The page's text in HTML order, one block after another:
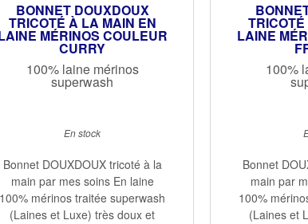
BONNET DOUXDOUX
TRICOTÉ À LA MAIN EN
MÉRINOS COULEUR
CURRY
100% laine mérinos
superwash
En stock
Bonnet DOUXDOUX tricoté à la
main par mes soins En laine
100% mérinos traitée superwash
(Laines et Luxe) très doux et
LAINE
100%
Bonnet
main par
100%
(Laines et